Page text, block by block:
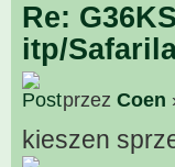
Re:
itp/
przez Coen
kieszen